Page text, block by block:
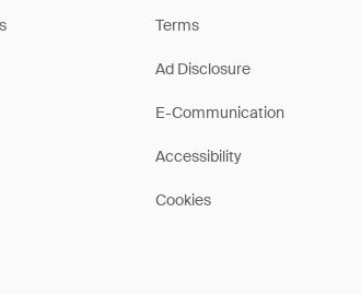
Terms
Ad Disclosure
E-Communication
Accessibility
Cookies